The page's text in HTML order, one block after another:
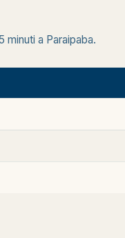
minuti a Paraipaba.